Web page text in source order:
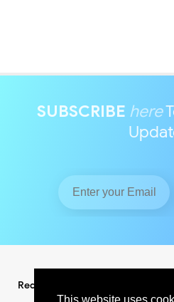
SUBSCRIBE here
Redaksi